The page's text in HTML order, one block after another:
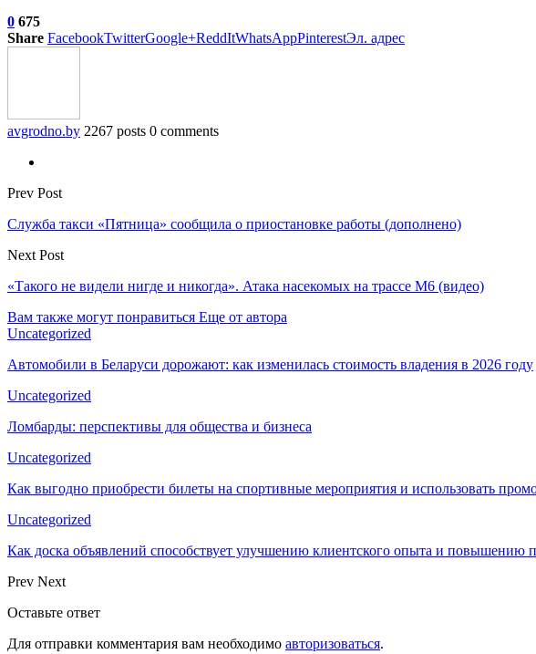
0 675
Share FacebookTwitterGoogle+ReddItWhatsAppPinterestЭл. адрес
avgrodno.by 2267 posts 0 comments
Prev Post
Служба такси «Пятница» сообщила о приостановке работы (дополнено)
Next Post
«Такого не видели нигде и никогда». Атака насекомых на трассе М6 (видео)
Вам также могут понравиться Еще от автора
Uncategorized
Автомобили в Беларуси дорожают: как изменилась стоимость владения в 2026 году
Uncategorized
Ломбарды: перспективы для общества и бизнеса
Uncategorized
Как выгодно приобрести билеты на спортивные мероприятия и использовать
Uncategorized
Как доска объявлений способствует улучшению клиентского опыта и повышению
Prev Next
Оставьте ответ
Для отправки комментария вам необходимо авторизоваться.